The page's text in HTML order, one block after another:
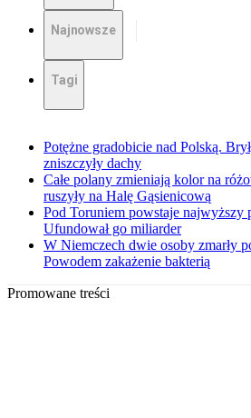
Najnowsze
Tagi
Potężne gradobicie nad Polską.
zniszczyły dachy
Całe polany zmieniają kolor na
ruszyły na Halę Gąsienicową
Pod Toruniem powstaje najwyższy
Ufundował go miliarder
W Niemczech dwie osoby zmarły
Powodem zakażenie bakterią
Promowane treści